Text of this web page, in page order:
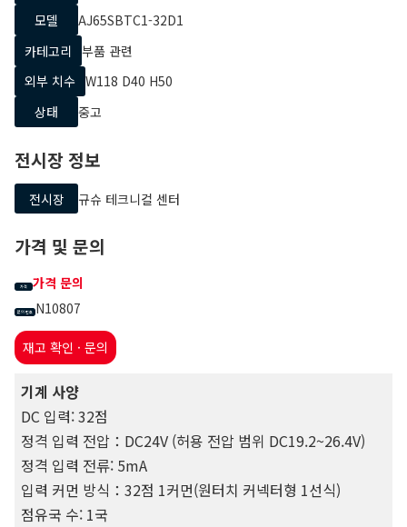
모델
AJ65SBTC1-32D1
카테고리
부품 관련
외부 치수 W118 D40 H50
상태
중고
전시장 정보
전시장 규슈 테크니컬 센터
가격 및 문의
가격 가격 문의
문의 번호 N10807
재고 확인 · 문의
기계 사양
DC 입력: 32점
정격 입력 전압：DC24V (허용 전압 범위 DC19.2~26.4V)
정격 입력 전류: 5mA
입력 커먼 방식：32점 1커먼(원터치 커넥터형 1선식)
점유국 수: 1국